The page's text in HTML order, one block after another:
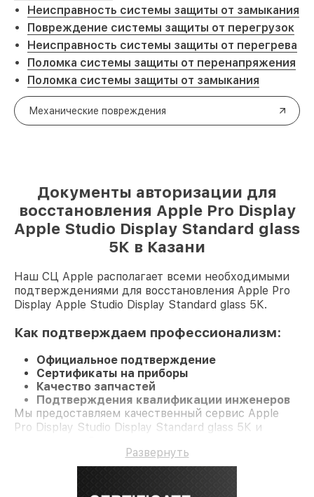
Неисправность системы защиты от замыкания
Повреждение системы защиты от перегрузок
Неисправность системы защиты от перегрева
Поломка системы защиты от перенапряжения
Поломка системы защиты от замыкания
Механические повреждения
Документы авторизации для
восстановления Apple Pro Display
Apple Studio Display Standard glass
5К в Казани
Наш СЦ Apple располагает всеми необходимыми
подтверждениями для восстановления Apple Pro
Display Apple Studio Display Standard glass 5К.
Как подтверждаем профессионализм:
Официальное подтверждение
Сертификаты на приборы
Качество запчастей
Подтверждения квалификации инженеров
Мы предоставляем качественный сервис Apple
Pro Display Studio Display Standard glass 5К и
Развернуть